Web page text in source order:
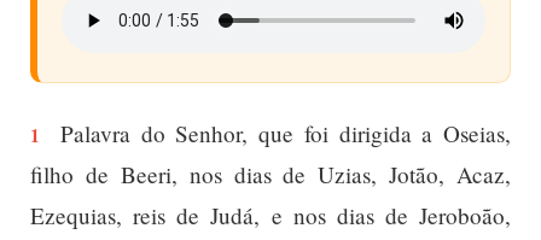
1
Palavra do Senhor, que foi dirigida a Oseias,
filho de Beeri, nos dias de Uzias, Jotão, Acaz,
Ezequias, reis de Judá, e nos dias de Jeroboão,